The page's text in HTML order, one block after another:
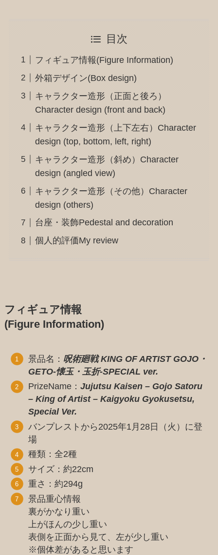
目次
フィギュア情報(Figure Information)
外箱デザイン(Box design)
キャラクター造形（正面と後ろ）
Character design (front and back)
キャラクター造形（上下左右）Character
design (top, bottom, left, right)
キャラクター造形（斜め）Character
design (angled view)
キャラクター造形（その他）Character
design (others)
台座・装飾Pedestal and decoration
個人的評価My review
フィギュア情報
(Figure Information)
景品名： 呪術廻戦 KING OF ARTIST GOJO・
GETO-懐玉・玉折-SPECIAL ver.
PrizeName：Jujutsu Kaisen – Gojo Satoru
– King of Artist – Kaigyoku Gyokusetsu,
Special Ver.
バンプレストから2025年1月28日（火）に登
場
種類：全2種
サイズ：約22cm
重さ：約294g
景品重心情報
裏がかなり重い
上がほんの少し重い
表側を正面から見て、左が少し重い
※個体差があると思います